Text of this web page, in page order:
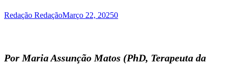
Redação RedaçãoMarço 22, 20250
Por Maria Assunção Matos (PhD, Terapeuta da